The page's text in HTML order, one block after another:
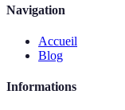
Navigation
Accueil
Blog
Informations